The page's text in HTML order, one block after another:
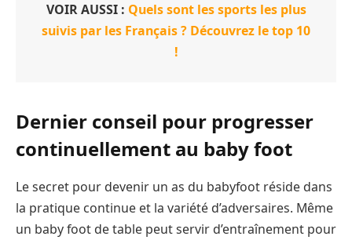
VOIR AUSSI : Quels sont les sports les plus
suivis par les Français ? Découvrez le top 10
!
Dernier conseil pour progresser
continuellement au baby foot
Le secret pour devenir un as du babyfoot réside dans
la pratique continue et la variété d’adversaires. Même
un baby foot de table peut servir d’entraînement pour